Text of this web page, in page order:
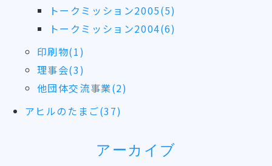
トークミッション2005(5)
トークミッション2004(6)
印刷物(1)
理事会(3)
他団体交流事業(2)
アヒルのたまご(37)
アーカイブ